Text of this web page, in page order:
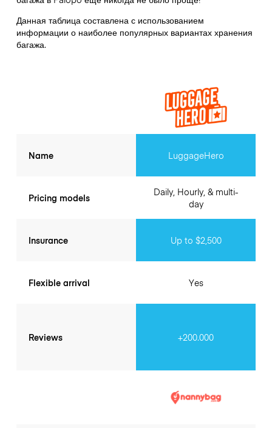
Данная таблица составлена с использованием
информации о наиболее популярных вариантах хранения
багажа.
Name
Pricing models
Insurance
Flexible arrival
Reviews
LuggageHero
Daily, Hourly, & multi-
day
Up to $2,500
Yes
+200.000